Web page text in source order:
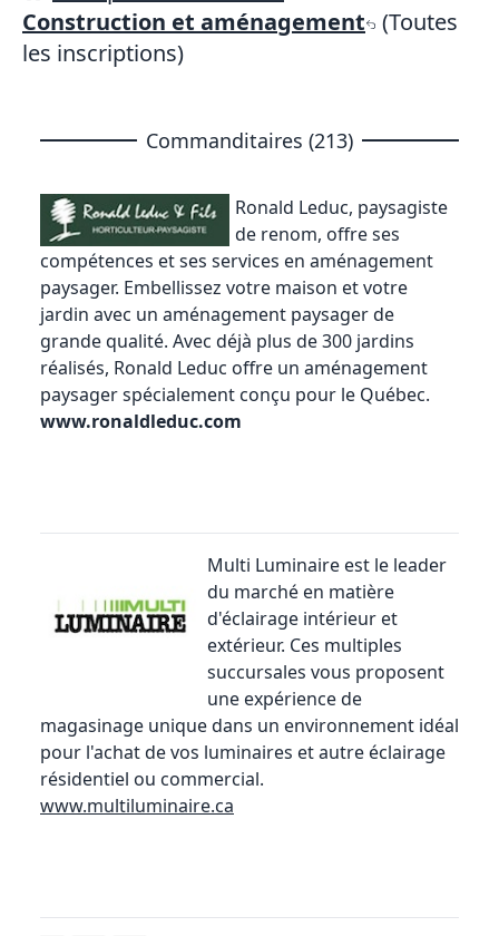
Construction et aménagement (Toutes
les inscriptions)
Commanditaires (213)
Ronald Leduc, paysagiste
de renom, offre ses
compétences et ses services en aménagement
paysager. Embellissez votre maison et votre
jardin avec un aménagement paysager de
grande qualité. Avec déjà plus de 300 jardins
réalisés, Ronald Leduc offre un aménagement
paysager spécialement conçu pour le Québec.
www.ronaldleduc.com
Multi Luminaire est le leader
du marché en matière
d'éclairage intérieur et
extérieur. Ces multiples
succursales vous proposent
une expérience de
magasinage unique dans un environnement idéal
pour l'achat de vos luminaires et autre éclairage
résidentiel ou commercial.
www.multiluminaire.ca